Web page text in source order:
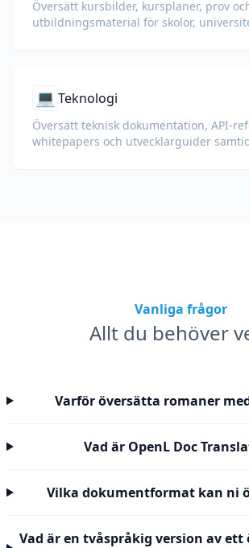
Översätt kursbilder, kursplaner, prov
utbildningsmaterial för skolor,
💻 Teknologi
Översätt teknisk dokumentation, API-
whitepapers och utvecklarguider
Vanliga frågor
Allt du behöver
Varför översätta romaner
Vad är OpenL Doc
Vilka dokumentformat kan ni
Vad är en tvåspråkig version av ett